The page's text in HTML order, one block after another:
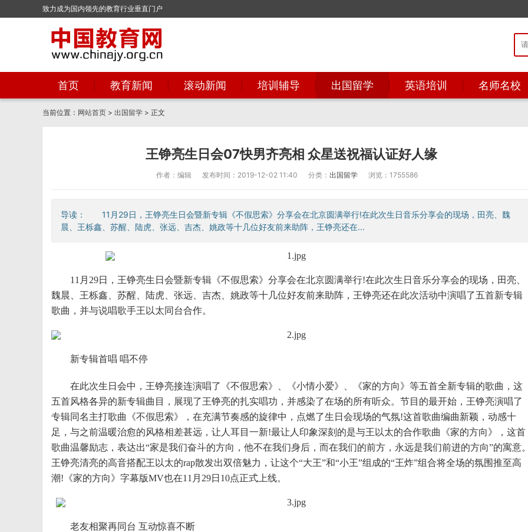
致力成为国内领先的教育行业垂直门户
首页 教育新闻 滚动新闻 培训辅导 出国留学 英语培训 名师名校
当前位置： 网站首页 > 出国留学 > 正文
王铮亮生日会07快男齐亮相 众星送祝福认证好人缘
作者：编辑 发布时间：2019-12-02 11:40 分类：出国留学 浏览：1755586
导读： 11月29日，王铮亮生日会暨新专辑《不假思索》分享会在北京圆满举行!在此次生日音乐分享会的现场，田亮、魏
晨、王栎鑫、苏醒、陆虎、张远、吉杰、姚政等十几位好友前来助阵，王铮亮还在...
11月29日，王铮亮生日会暨新专辑《不假思索》分享会在北京圆满举行!在此次生日音乐分享会的现场，田亮、
魏晨、王栎鑫、苏醒、陆虎、张远、吉杰、姚政等十几位好友前来助阵，王铮亮还在此次活动中演唱了五首新专辑
歌曲，并与说唱歌手王以太同台合作。
新专辑首唱 唱不停
在此次生日会中，王铮亮接连演唱了《不假思索》、《小情小爱》、《家的方向》等五首全新专辑的歌曲，这
五首风格各异的新专辑曲目，展现了王铮亮的扎实唱功，并感染了在场的所有听众。节目的最开始，王铮亮演唱了
专辑同名主打歌曲《不假思索》，在充满节奏感的旋律中，点燃了生日会现场的气氛!这首歌曲编曲新颖，动感十
足，与之前温暖治愈的风格相差甚远，让人耳目一新!最让人印象深刻的是与王以太的合作歌曲《家的方向》，这首
歌曲温馨励志，表达出“家是我们奋斗的方向，他不在我们身后，而在我们的前方，永远是我们前进的方向”的寓意
王铮亮清亮的高音搭配王以太的rap散发出双倍魅力，让这个“大王”和“小王”组成的“王炸”组合将全场的氛围推至高
潮!《家的方向》字幕版MV也在11月29日10点正式上线。
老友相聚再同台 互动惊喜不断